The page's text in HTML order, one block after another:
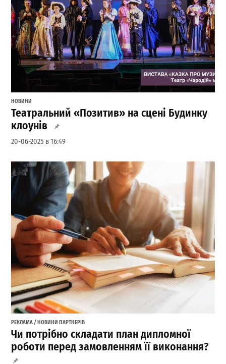
НОВИНИ
Театральний «Позитив» на сцені Будинку
клоунів
20-06-2025 в 16:49
РЕКЛАМА / НОВИНИ ПАРТНЕРІВ
Чи потрібно складати план дипломної
роботи перед замовленням її виконання?